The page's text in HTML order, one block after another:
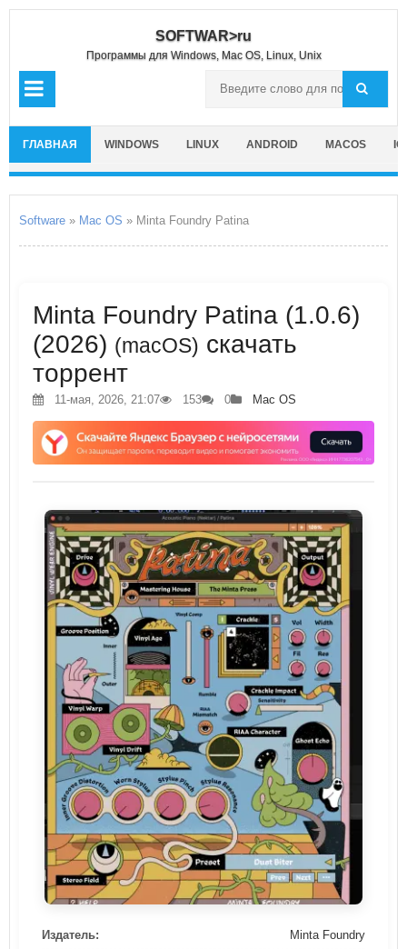
SOFTWAR>ru
Программы для Windows, Mac OS, Linux, Unix
ГЛАВНАЯ WINDOWS LINUX ANDROID MACOS
Software » Mac OS » Minta Foundry Patina
Minta Foundry Patina (1.0.6)
(2026) (macOS) скачать
торрент
11-мая, 2026, 21:07 153 0 Mac OS
Издатель: Minta Foundry